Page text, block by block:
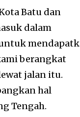
Batu dan
dalam
berangkat
jalan itu.
hal
Tengah.